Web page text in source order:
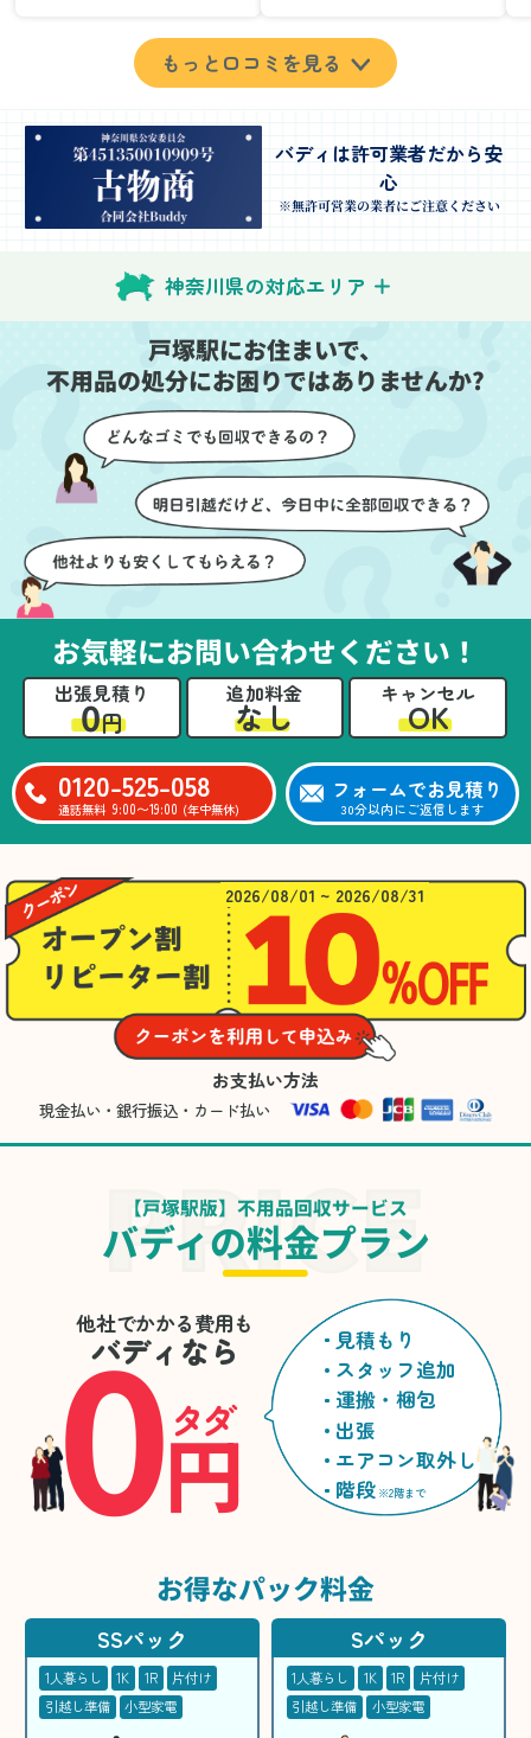
が集めた物や古い家具が
多く、自分たちだけでは
どうにもならない状態で
んが手際よく片付けてく
れたので、部屋が驚くほ
どスッキリしました。自
分では手が回らなかった
場所も含め、プロの力を
特に、物が散乱していた
部屋の整理や、細かなア
イテムの仕分けを迅速か
つ丁寧に対応していただ
けたのがありがたかった
です。家族それぞれが必
要なものを確認しながら
進めることができ、安心
感を持って作業をお任せ
できました。さらに、作
業終了後には部屋全体を
清掃していただき、まる
で新しい家のような清潔
感に感動しました。
とができました。特に、
古い家具や壊れた家電な
ど、処分が難しいものが
きました。
当日は2名のスタッフが来
てくださり、作業の流れ
ちらも安心感を持って作
壁や床を傷つけないよう
に細心の注意を払ってい
ただき、家全体がスムー
ズに片付いていくのがと
ても嬉しかったです。作
業が終わった後には、こ
ちらからお願いしなくて
も部屋を簡単に清掃して
いただけたのも好印象で
した。
いても教えていただき、
今後の片付けにも役立つ
知識が増えました。また
何かあれば、ぜひお願い
心のこもったサービスを
ありがとうございまし
た。
もっと口コミを見る
バディは許可業者だから安
心
※無許可営業の業者にご注意ください
神奈川県の対応エリア
戸塚駅にお住まいで、
不用品の処分にお困りではありませんか?
お気軽にお問い合わせください！
出張見積り
0円
追加料金
なし
キャンセル
OK
0120-525-058
通話無料 9:00〜19:00 (年中無休)
フォームでお見積り
30分以内にご返信します
2026/08/01 ~ 2026/08/31
お支払い方法
現金払い・銀行振込・カード払い
【戸塚駅版】不用品回収サービス
バディの料金プラン
他社でかかる費用も
バディなら
0円
タダ
見積もり
スタッフ追加
運搬・梱包
出張
エアコン取外し
階段 ※2階まで
お得なパック料金
SSパック
1人暮らし 1K 1R
片付け
引越し準備
小型家電
Sパック
1人暮らし 1K 1R
片付け
引越し準備
小型家電